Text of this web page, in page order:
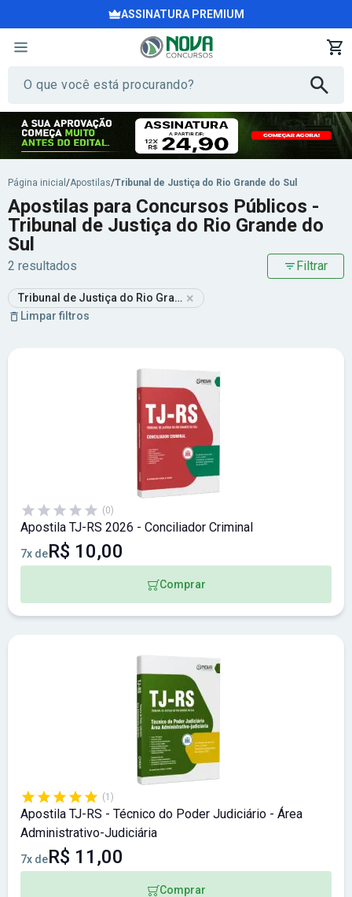
ASSINATURA PREMIUM
Página inicial /Apostilas/Tribunal de Justiça do Rio Grande do Sul
Apostilas para Concursos Públicos -
Tribunal de Justiça do Rio Grande do
Sul
2 resultados Filtrar
Tribunal de Justiça do Rio Grande do Sul
×
Limpar filtros
(0)
Apostila TJ-RS 2026 - Conciliador Criminal
7x deR$ 10,00
Comprar
(1)
Apostila TJ-RS - Técnico do Poder Judiciário - Área
Administrativo-Judiciária
7x deR$ 11,00
Comprar